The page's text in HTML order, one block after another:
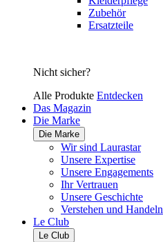
Zubehör
Ersatzteile
Nicht sicher?
Alle Produkte Entdecken
Das Magazin
Die Marke
Die Marke
Wir sind Laurastar
Unsere Expertise
Unsere Engagements
Ihr Vertrauen
Unsere Geschichte
Verstehen und Handeln
Le Club
Le Club